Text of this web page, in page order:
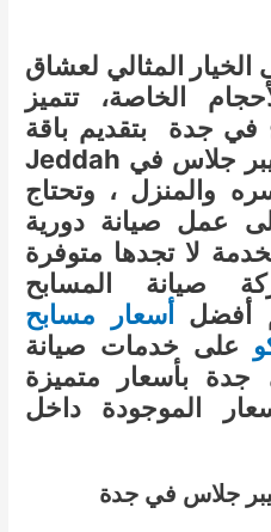
المثالي لعشاق
الخاصة، تتميز
جدة بتقديم باقة
متميزة من مسابح الفيبر جلاس في Jeddah
والمنزل ، وتحتاج
عمل صيانة دورية
لا تجدها متوفرة
صيانة المسابح
أفضل
أسعار مسابح
على خدمات صيانة
بأسعار متميزة
الموجودة داخل
جلاس في جدة